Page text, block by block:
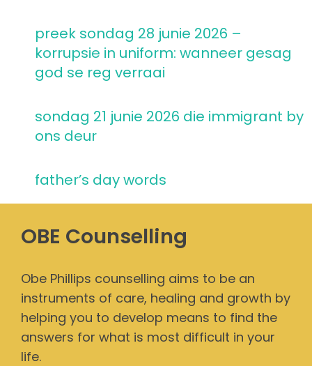
preek sondag 28 junie 2026 –
korrupsie in uniform: wanneer gesag
god se reg verraai
sondag 21 junie 2026 die immigrant by
ons deur
father’s day words
OBE Counselling
Obe Phillips counselling aims to be an
instruments of care, healing and growth by
helping you to develop means to find the
answers for what is most difficult in your
life.